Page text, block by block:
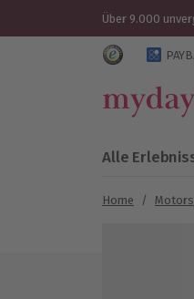
Über 9.000
Trustedshops
Alle
Home /